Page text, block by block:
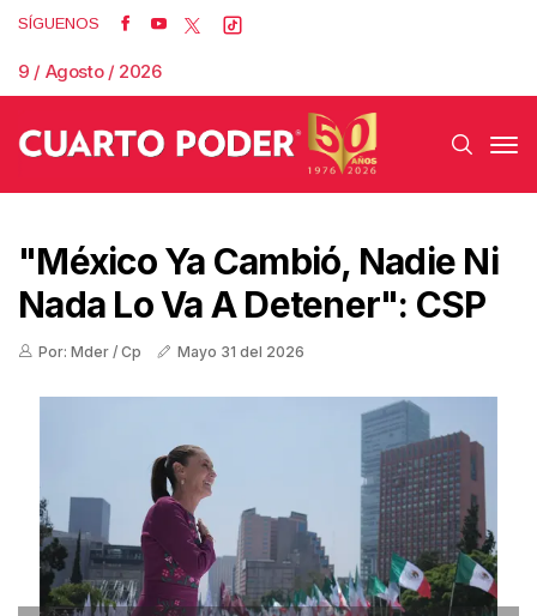
SÍGUENOS
9 / Agosto / 2026
"México Ya Cambió, Nadie Ni
Nada Lo Va A Detener": CSP
Por: Mder / Cp Mayo 31 del 2026